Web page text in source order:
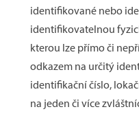
identifikované nebo
identifikovatelnou
kterou lze přímo či
odkazem na určitý
identifikační číslo,
na jeden či více